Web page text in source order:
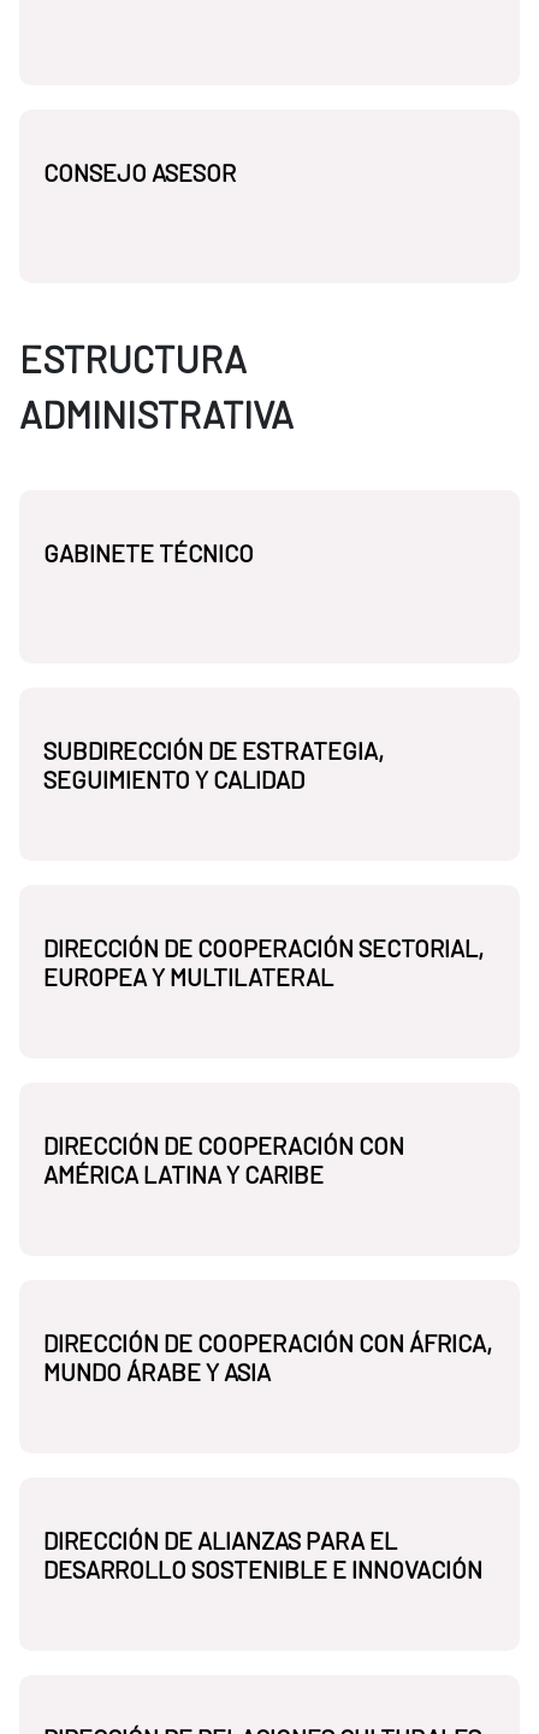
CONSEJO ASESOR
ESTRUCTURA
ADMINISTRATIVA
GABINETE TÉCNICO
SUBDIRECCIÓN DE ESTRATEGIA,
SEGUIMIENTO Y CALIDAD
DIRECCIÓN DE COOPERACIÓN SECTORIAL,
EUROPEA Y MULTILATERAL
DIRECCIÓN DE COOPERACIÓN CON
AMÉRICA LATINA Y CARIBE
DIRECCIÓN DE COOPERACIÓN CON ÁFRICA,
MUNDO ÁRABE Y ASIA
DIRECCIÓN DE ALIANZAS PARA EL
DESARROLLO SOSTENIBLE E INNOVACIÓN